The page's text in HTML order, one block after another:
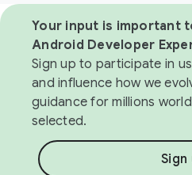
Your input is important
Android Developer
Sign up to participate in
and influence how we
guidance for millions
selected.
Sign